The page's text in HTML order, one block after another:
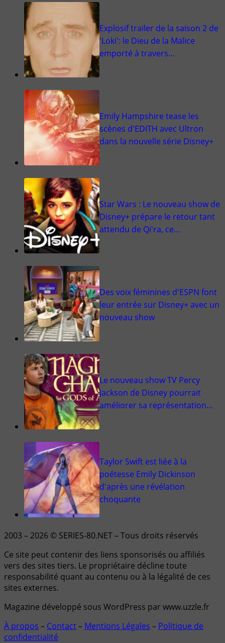
Explosif trailer de la saison 2 de
'Loki': le Dieu de la Malice
emporté à travers…
Emily Hampshire tease les
scènes d'EDITH avec Ultron
dans la nouvelle série Disney+
Star Wars : Le nouveau show de
Disney+ prépare le retour tant
attendu de Qi'ra, ce…
Des voix féminines d'ESPN font
leur entrée sur Disney+ avec un
nouveau show
Le nouveau show TV Percy
Jackson de Disney pourrait
améliorer sa représentation…
Taylor Swift est liée à la
poétesse Emily Dickinson
d'après une révélation
choquante
2003 – 2026 © SERIES-80.NET – Tous droits réservés
Ce site peut contenir des liens sponsorisés ou affiliés
vers des sites tiers. Le propriétaire décline toute
responsabilité quant au contenu ou à la légalité de ces
sites externes.
Magazine développé sous WordPress par www.uzzle.fr
À propos – Contact– Mentions Légales – Politique de
confidentialité